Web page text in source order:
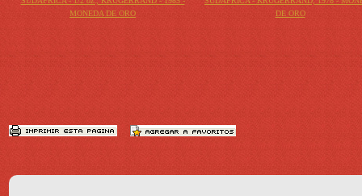
MONEDA DE ORO
DE ORO